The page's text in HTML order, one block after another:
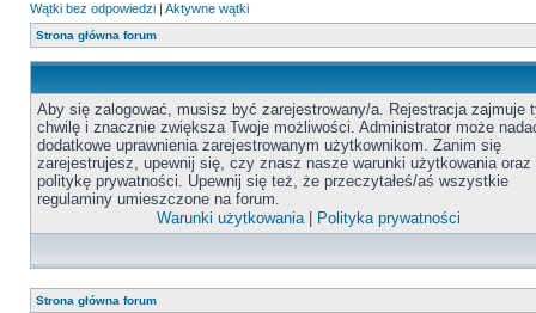
Wątki bez odpowiedzi | Aktywne wątki
Strona główna forum
Aby się zalogować, musisz być zarejestrowany/a. Rejestracja zajmuje
chwilę i znacznie zwiększa Twoje możliwości. Administrator może
dodatkowe uprawnienia zarejestrowanym użytkownikom. Zanim się
zarejestrujesz, upewnij się, czy znasz nasze warunki użytkowania oraz
politykę prywatności. Upewnij się też, że przeczytałeś/aś wszystkie
regulaminy umieszczone na forum.
Warunki użytkowania| Polityka prywatności
Strona główna forum